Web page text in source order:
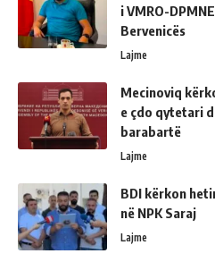
i VMRO-
Bervenicës
Lajme
Mecinoviq
e çdo qytetari
barabartë
Lajme
BDI kërkon
në NPK Saraj
Lajme